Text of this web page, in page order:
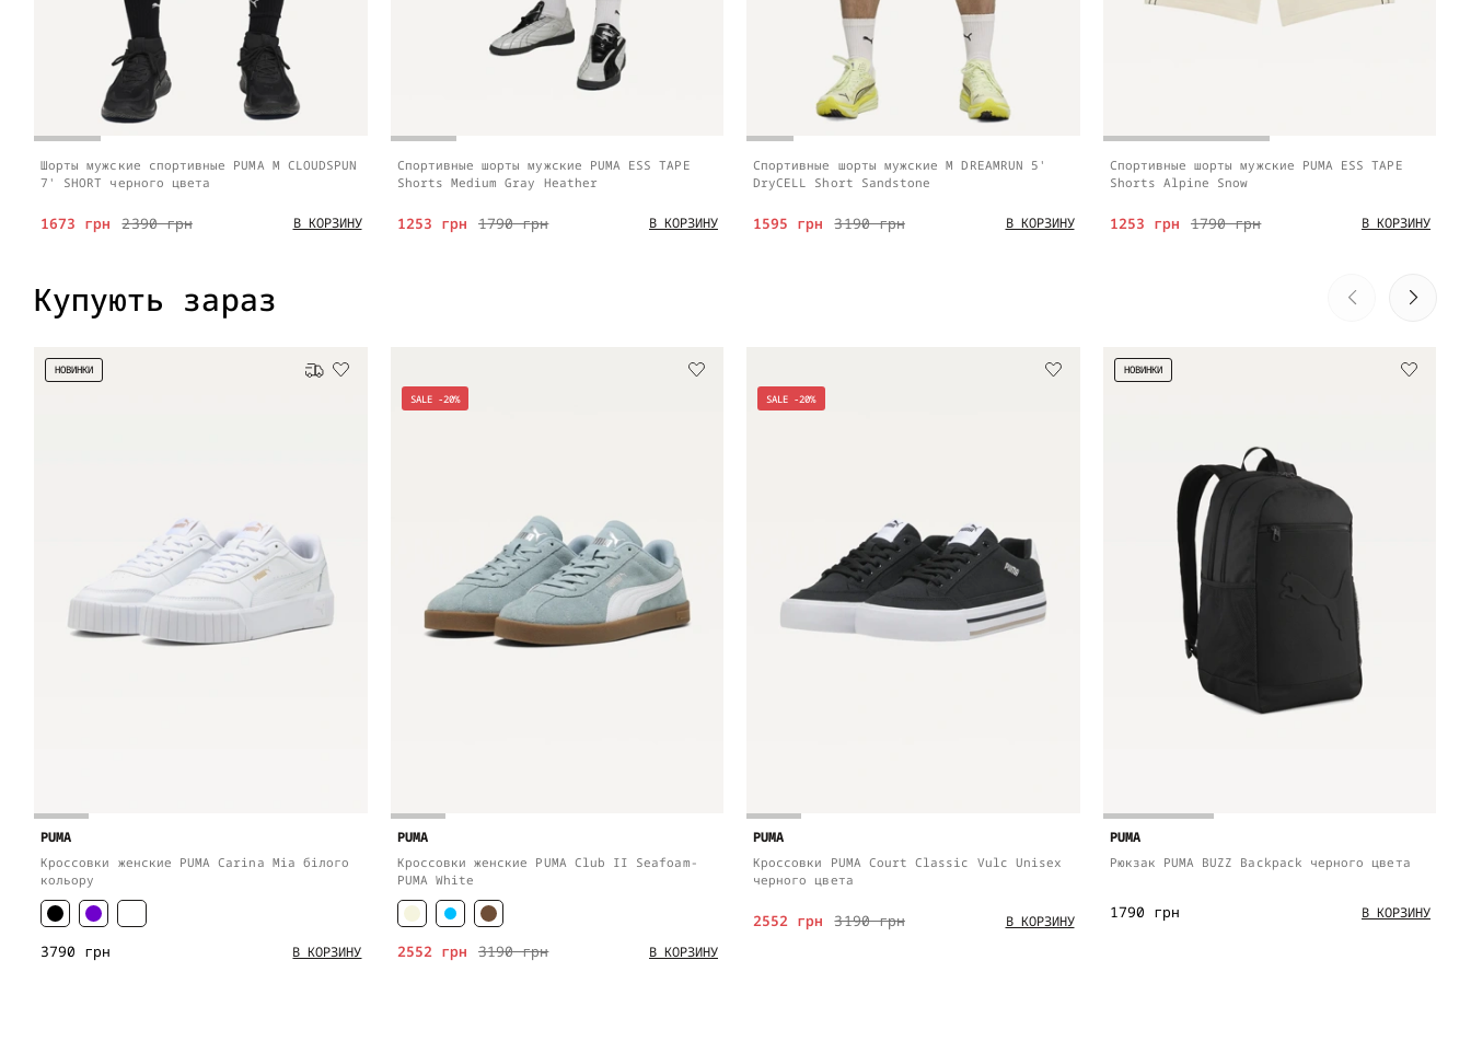
Шорты мужские спортивные PUMA M CLOUDSPUN
7' SHORT черного цвета
2390 грн
1673 грн В КОРЗИНУ
Спортивные шорты мужские PUMA ESS TAPE
Shorts Medium Gray Heather
1790 грн
1253 грн В КОРЗИНУ
Спортивные шорты мужские M DREAMRUN 5'
DryCELL Short Sandstone
3190 грн
1595 грн В КОРЗИНУ
Спортивные шорты мужские PUMA ESS TAPE
Shorts Alpine Snow
1790 грн
1253 грн В КОРЗИНУ
Купують зараз
НОВИНКИ Бесплатная доставка
PUMA
Кроссовки женские PUMA Carina Mia білого
кольору
3790 грн В КОРЗИНУ
SALE -20%
PUMA
Кроссовки женские PUMA Club II Seafoam-
PUMA White
3190 грн
2552 грн В КОРЗИНУ
SALE -20%
PUMA
Кроссовки PUMA Court Classic Vulc Unisex
черного цвета
3190 грн
2552 грн В КОРЗИНУ
НОВИНКИ
PUMA
Рюкзак PUMA BUZZ Backpack черного цвета
1790 грн В КОРЗИНУ